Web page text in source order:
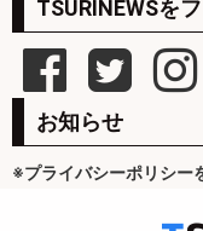
TSURINEWSを
お知らせ
※プライバシーポリシー